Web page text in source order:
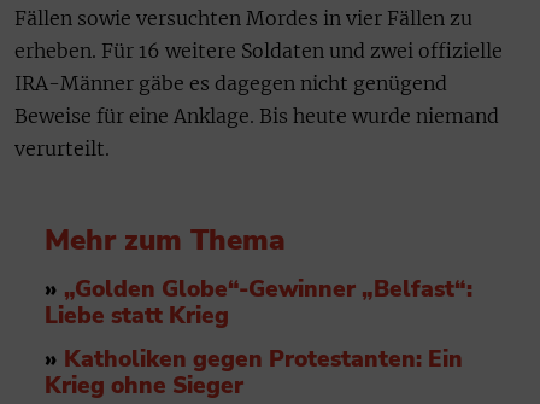
Fällen sowie versuchten Mordes in vier Fällen zu
erheben. Für 16 weitere Soldaten und zwei offizielle
IRA-Männer gäbe es dagegen nicht genügend
Beweise für eine Anklage. Bis heute wurde niemand
verurteilt.
Mehr zum Thema
» „Golden Globe“-Gewinner „Belfast“:
Liebe statt Krieg
» Katholiken gegen Protestanten: Ein
Krieg ohne Sieger